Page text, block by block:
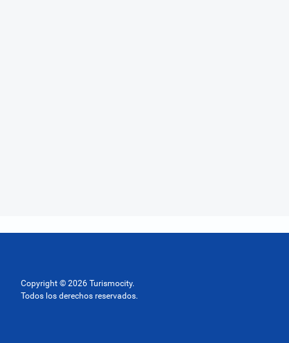
Copyright © 2026 Turismocity.
Todos los derechos reservados.